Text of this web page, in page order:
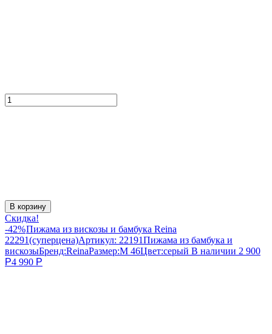
В корзину
Скидка!
-42%Пижама из вискозы и бамбука Reina
22291(суперцена)Артикул: 22191Пижама из бамбука и
вискозыБренд:ReinaРазмер:M 46Цвет:серый В наличии 2 900
Р4 990 Р